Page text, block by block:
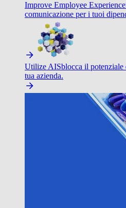
Improve Employee Experience
comunicazione per i tuoi
Utilize AISblocca il
tua azienda.